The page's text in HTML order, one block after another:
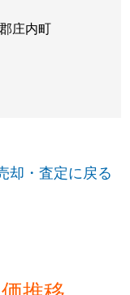
庄内町
却・査定に戻る